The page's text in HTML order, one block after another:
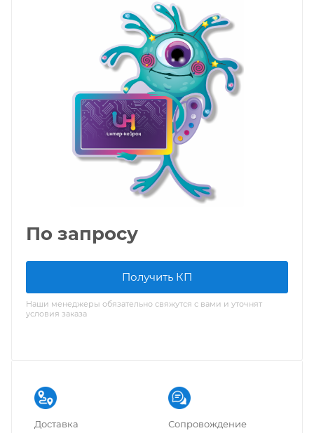
По запросу
Получить КП
Наши менеджеры обязательно свяжутся с вами и уточнят
условия заказа
Доставка
Сопровождение